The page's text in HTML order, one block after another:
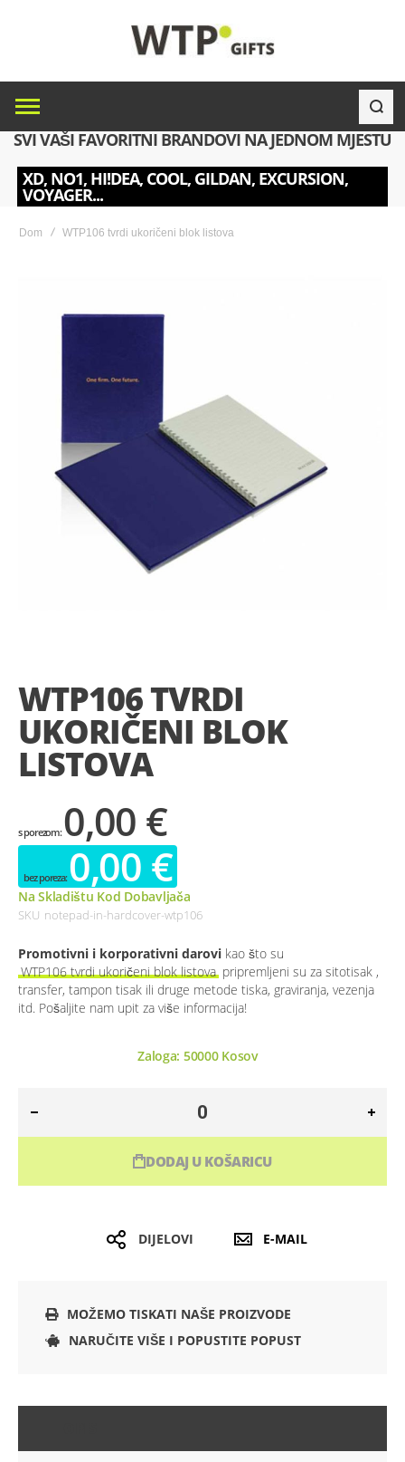
SVI VAŠI FAVORITNI BRANDOVI NA JEDNOM MJESTU
XD, NO1, HI!DEA, COOL, GILDAN, EXCURSION,
VOYAGER...
Dom WTP106 tvrdi ukoričeni blok listova
beginning
of
images
gallery
WTP106 TVRDI
UKORIČENI BLOK
LISTOVA
0,00 €
0,00 €
Na Skladištu Kod Dobavljača
SKU notepad-in-hardcover-wtp106
Promotivni i korporativni darovi kao što su
WTP106 tvrdi ukoričeni blok listova pripremljeni su za sitotisak ,
transfer, tampon tisak ili druge metode tiska, graviranja, vezenja
itd. Pošaljite nam upit za više informacija!
Zaloga: 50000Kosov
DODAJ U KOŠARICU
DIJELOVI E-MAIL
MOŽEMO TISKATI NAŠE PROIZVODE
NARUČITE VIŠE I POPUSTITE POPUST